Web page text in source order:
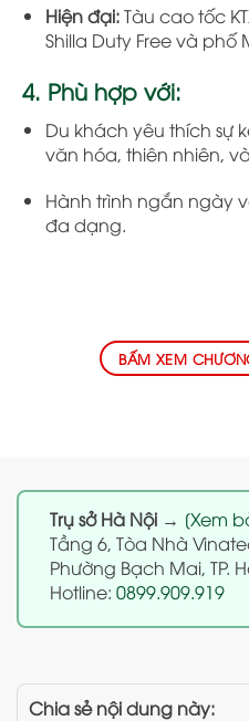
Hiện đại:Tàu cao tốc
Shilla Duty Free và
4. Phù hợp với:
Du khách yêu thích sự
văn hóa, thiên nhiên,
Hành trình ngắn ngày
đa dạng.
BẤM XEM
Trụ sở Hà Nội → [Xem
Tầng 6, Tòa Nhà
Phường Bạch Mai, TP.
Hotline: 0899.909.919
Chia sẻ nội dung này: